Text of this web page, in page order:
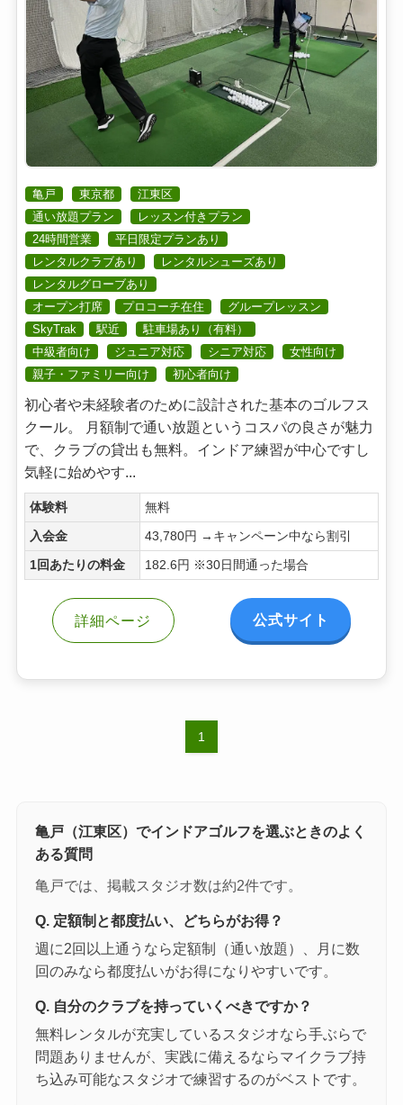
亀戸 東京都
江東区
通い放題プラン
レッスン付きプラン
24時間営業
平日限定プランあり
レンタルクラブあり
レンタルシューズあり
レンタルグローブあり
オープン打席
プロコーチ在住
グループレッスン
SkyTrak
駅近
駐車場あり（有料）
中級者向け
ジュニア対応 シニア対応
女性向け
親子・ファミリー向け
初心者向け
初心者や未経験者のために設計された基本のゴルフス
クール。 月額制で通い放題というコスパの良さが魅力
で、クラブの貸出も無料。インドア練習が中心ですし
気軽に始めやす...
体験料 無料
入会金 43,780円 →キャンペーン中なら割引
1回あたりの料金 182.6円 ※30日間通った場合
詳細ページ 公式サイト
1
亀戸（江東区）でインドアゴルフを選ぶときのよく
ある質問
亀戸では、掲載スタジオ数は約2件です。
Q. 定額制と都度払い、どちらがお得？
週に2回以上通うなら定額制（通い放題）、月に数
回のみなら都度払いがお得になりやすいです。
Q. 自分のクラブを持っていくべきですか？
無料レンタルが充実しているスタジオなら手ぶらで
問題ありませんが、実践に備えるならマイクラブ持
ち込み可能なスタジオで練習するのがベストです。